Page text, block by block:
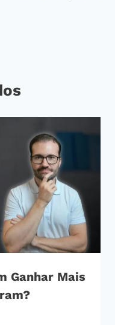
Ganhar Mais